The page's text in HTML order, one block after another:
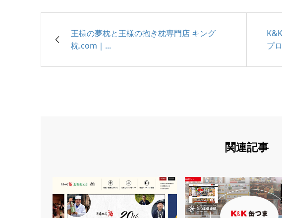
王様の夢枕と王様の抱き枕専門店 キング
枕.com｜...
プ
関連記事